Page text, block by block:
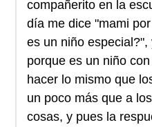
compañerito en la
día me dice "mami
es un niño
porque es un niño
hacer lo mismo que
un poco más que a
cosas, y pues la